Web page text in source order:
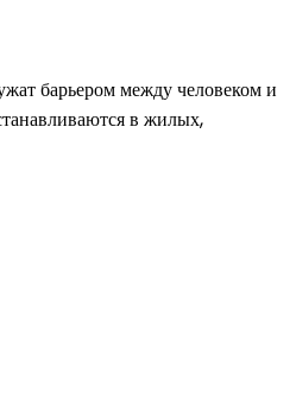
барьером между человеком и
в жилых,